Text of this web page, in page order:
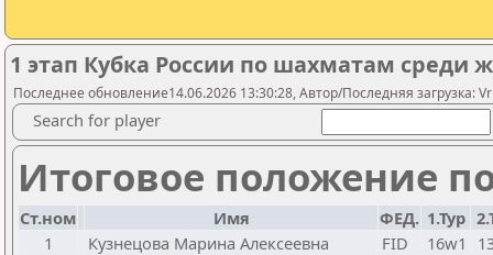
1 этап Кубка России по шахматам среди
Последнее обновление14.06.2026 13:30:28, Автор/Последняя загрузка:
Search for player
Итоговое положение
Ст.ном Имя ФЕД. 1.Тур
1
Кузнецова Марина Алексеевна FID 16w1